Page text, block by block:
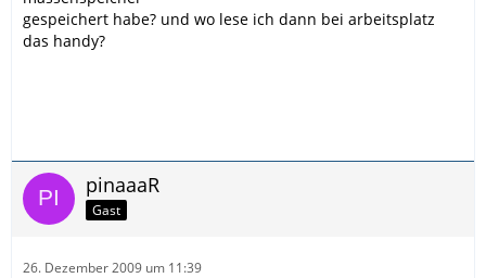
gespeichert habe? und wo lese ich dann bei arbeitsplatz
das handy?
pinaaaR
Gast
26. Dezember 2009 um 11:39